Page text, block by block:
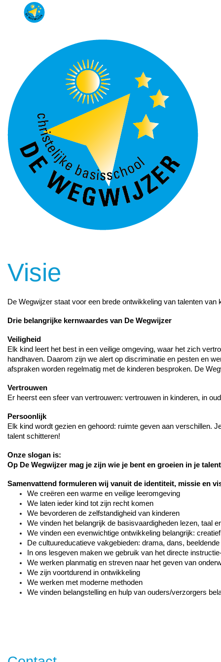
Visie
De Wegwijzer staat voor een brede ontwikkeling van talenten
Drie belangrijke kernwaardes van De Wegwijzer
Veiligheid
Elk kind leert het best in een veilige omgeving, waar het zich
handhaven. Daarom zijn we alert op discriminatie en pesten en
afspraken worden regelmatig met de kinderen besproken. De
Vertrouwen
Er heerst een sfeer van vertrouwen: vertrouwen in kinderen, in
Persoonlijk
Elk kind wordt gezien en gehoord: ruimte geven aan verschillen.
talent schitteren!
Onze slogan is:
Op De Wegwijzer mag je zijn wie je bent en groeien in je
Samenvattend formuleren wij vanuit de identiteit, missie en
We creëren een warme en veilige leeromgeving
We laten ieder kind tot zijn recht komen
We bevorderen de zelfstandigheid van kinderen
We vinden het belangrijk de basisvaardigheden lezen, taal
We vinden een evenwichtige ontwikkeling belangrijk:
De cultuureducatieve vakgebieden: drama, dans,
In ons lesgeven maken we gebruik van het directe
We werken planmatig en streven naar het geven van
We zijn voortdurend in ontwikkeling
We werken met moderne methoden
We vinden belangstelling en hulp van ouders/verzorgers